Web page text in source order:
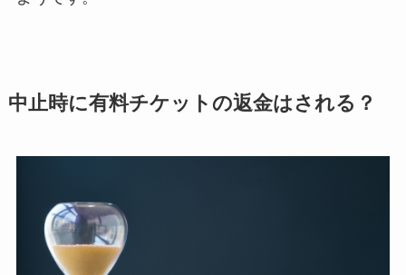
中止時に有料チケットの返金はされる？